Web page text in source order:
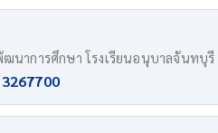
นาการศึกษา โรงเรียนอนุบาลจันทบุรี